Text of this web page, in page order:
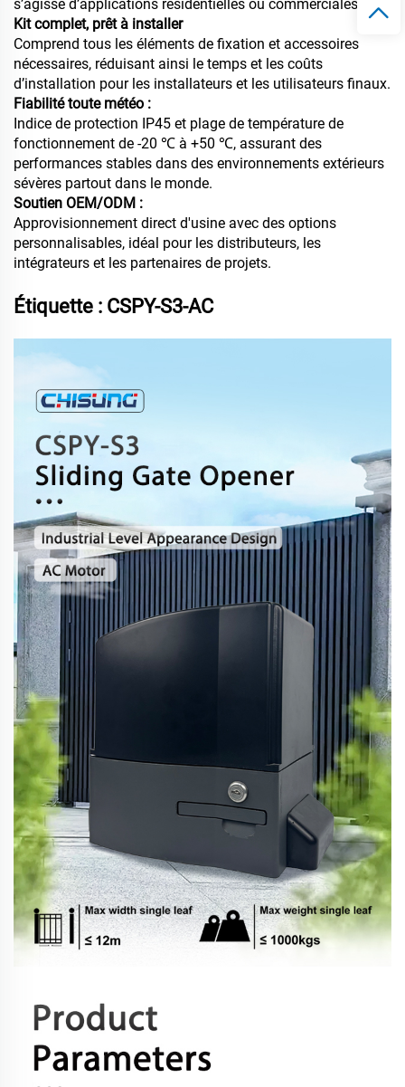
s’agisse d’applications résidentielles ou commerciales.
Kit complet, prêt à installer
Comprend tous les éléments de fixation et accessoires
nécessaires, réduisant ainsi le temps et les coûts
d’installation pour les installateurs et les utilisateurs finaux.
Fiabilité toute météo :
Indice de protection IP45 et plage de température de
fonctionnement de -20 ℃ à +50 ℃, assurant des
performances stables dans des environnements extérieurs
sévères partout dans le monde.
Soutien OEM/ODM :
Approvisionnement direct d'usine avec des options
personnalisables, idéal pour les distributeurs, les
intégrateurs et les partenaires de projets.
Étiquette : CSPY-S3-AC